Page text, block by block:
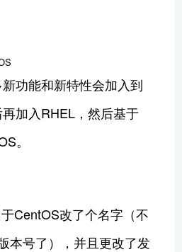
功能和新特性会加入到
加入RHEL，然后基于
。
CentOS改了个名字（不
本号了），并且更改了发